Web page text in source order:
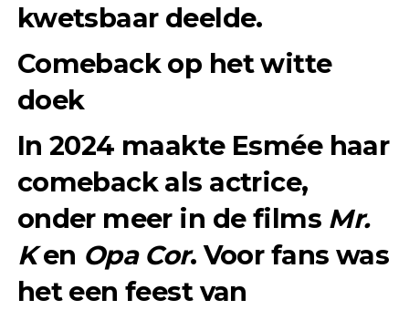
kwetsbaar deelde.
Comeback op het witte
doek
In 2024 maakte Esmée haar
comeback als actrice,
onder meer in de films Mr.
Ken Opa Cor. Voor fans was
het een feest van